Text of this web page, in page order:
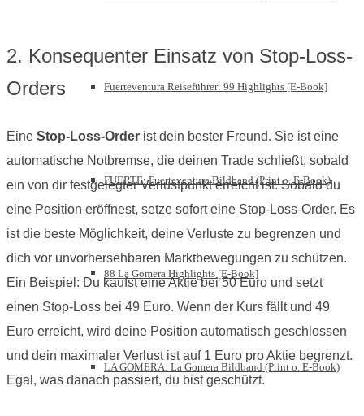
Fuerteventura Reiseführer: 99 Highlights [E-Book]
FUERTE: Fuerteventura Bildband (Print o. E-Book)
88 La Gomera Highlights [E-Book]
LA GOMERA: La Gomera Bildband (Print o. E-Book)
2. Konsequenter Einsatz von Stop-Loss-
Orders
Eine Stop-Loss-Order ist dein bester Freund. Sie ist eine
automatische Notbremse, die deinen Trade schließt, sobald
ein von dir festgelegter Verlustpunkt erreicht ist. Sobald du
eine Position eröffnest, setze sofort eine Stop-Loss-Order. Es
ist die beste Möglichkeit, deine Verluste zu begrenzen und
dich vor unvorhersehbaren Marktbewegungen zu schützen.
Ein Beispiel: Du kaufst eine Aktie bei 50 Euro und setzt
einen Stop-Loss bei 49 Euro. Wenn der Kurs fällt und 49
Euro erreicht, wird deine Position automatisch geschlossen
und dein maximaler Verlust ist auf 1 Euro pro Aktie begrenzt.
Egal, was danach passiert, du bist geschützt.